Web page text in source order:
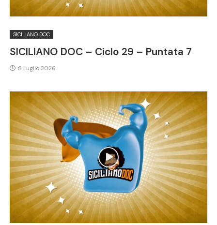
SICILIANO DOC
SICILIANO DOC – Ciclo 29 – Puntata 7
8 Luglio 2026